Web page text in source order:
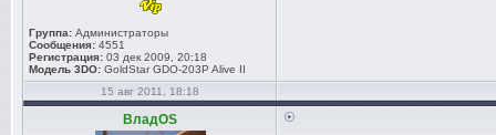
Группа: Администраторы
Сообщения: 4551
Регистрация: 03 дек 2009, 20:18
Модель 3DO: GoldStar GDO-203P Alive II
15 авг 2011, 18:18
ВладOS